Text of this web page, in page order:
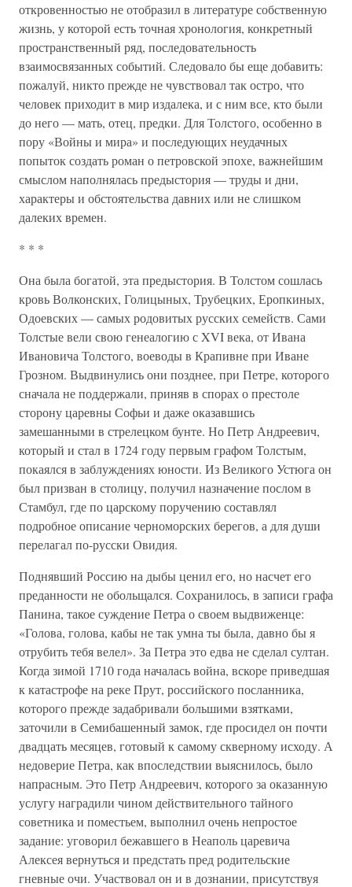
откровенностью не отобразил в литературе собственную
жизнь, у которой есть точная хронология, конкретный
пространственный ряд, последовательность
взаимосвязанных событий. Следовало бы еще добавить:
пожалуй, никто прежде не чувствовал так остро, что
человек приходит в мир издалека, и с ним все, кто были
до него — мать, отец, предки. Для Толстого, особенно в
пору «Войны и мира» и последующих неудачных
попыток создать роман о петровской эпохе, важнейшим
смыслом наполнялась предыстория — труды и дни,
характеры и обстоятельства давних или не слишком
далеких времен.
* * *
Она была богатой, эта предыстория. В Толстом сошлась
кровь Волконских, Голицыных, Трубецких, Еропкиных,
Одоевских — самых родовитых русских семейств. Сами
Толстые вели свою генеалогию с XVI века, от Ивана
Ивановича Толстого, воеводы в Крапивне при Иване
Грозном. Выдвинулись они позднее, при Петре, которого
сначала не поддержали, приняв в спорах о престоле
сторону царевны Софьи и даже оказавшись
замешанными в стрелецком бунте. Но Петр Андреевич,
который и стал в 1724 году первым графом Толстым,
покаялся в заблуждениях юности. Из Великого Устюга он
был призван в столицу, получил назначение послом в
Стамбул, где по царскому поручению составлял
подробное описание черноморских берегов, а для души
перелагал по-русски Овидия.
Поднявший Россию на дыбы ценил его, но насчет его
преданности не обольщался. Сохранилось, в записи графа
Панина, такое суждение Петра о своем выдвиженце:
«Голова, голова, кабы не так умна ты была, давно бы я
отрубить тебя велел». За Петра это едва не сделал султан.
Когда зимой 1710 года началась война, вскоре приведшая
к катастрофе на реке Прут, российского посланника,
которого прежде задабривали большими взятками,
заточили в Семибашенный замок, где просидел он почти
двадцать месяцев, готовый к самому скверному исходу. А
недоверие Петра, как впоследствии выяснилось, было
напрасным. Это Петр Андреевич, которого за оказанную
услугу наградили чином действительного тайного
советника и поместьем, выполнил очень непростое
задание: уговорил бежавшего в Неаполь царевича
Алексея вернуться и предстать пред родительские
гневные очи. Участвовал он и в дознании, присутствуя